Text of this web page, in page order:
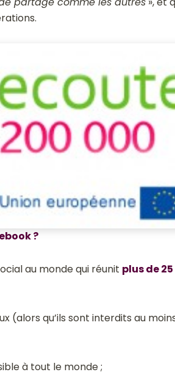
?
au monde qui réunit plus de 25
(alors qu’ils sont interdits au
à tout le monde ;